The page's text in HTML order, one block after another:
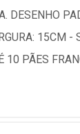
DESENHO
15CM -
10 PÃES